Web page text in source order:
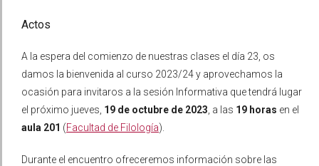
Actos
A la espera del comienzo de nuestras clases el día 23, os
damos la bienvenida al curso 2023/24 y aprovechamos la
ocasión para invitaros a la sesión Informativa que tendrá lugar
el próximo jueves, 19 de octubre de 2023 , a las 19 horas en el
aula 201 (Facultad de Filología).
Durante el encuentro ofreceremos información sobre las